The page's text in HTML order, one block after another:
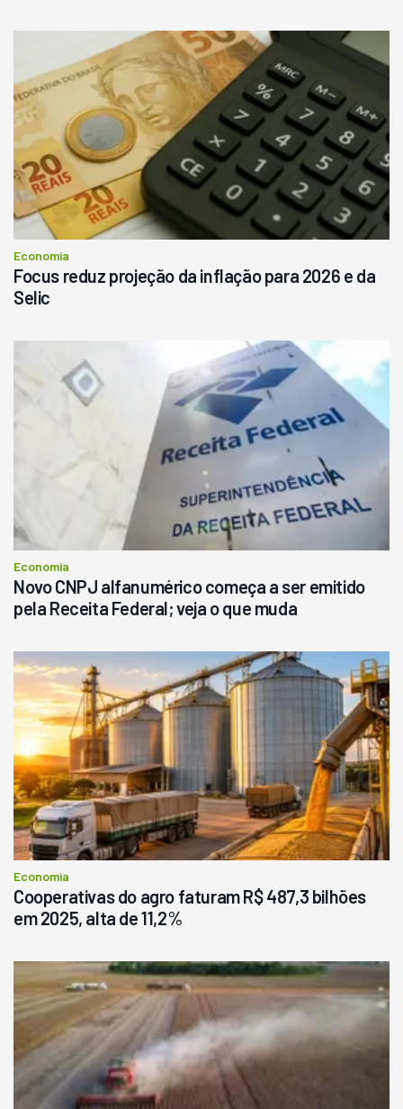
Economia
Focus reduz projeção da inflação para 2026 e da
Selic
Economia
Novo CNPJ alfanumérico começa a ser emitido
pela Receita Federal; veja o que muda
Economia
Cooperativas do agro faturam R$ 487,3 bilhões
em 2025, alta de 11,2%